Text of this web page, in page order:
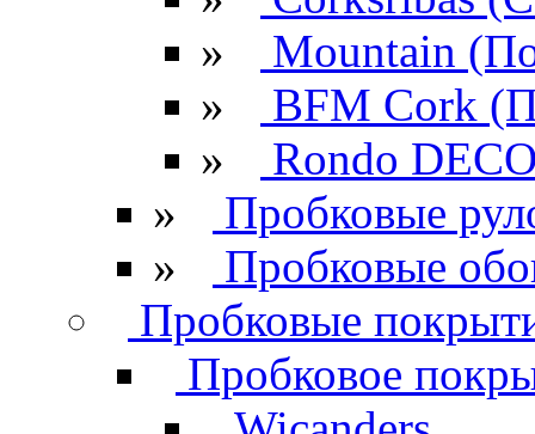
»
Mountain
»
BFM Cork
»
Rondo
»
Пробковые
»
Пробковые
Пробковые
Пробковое